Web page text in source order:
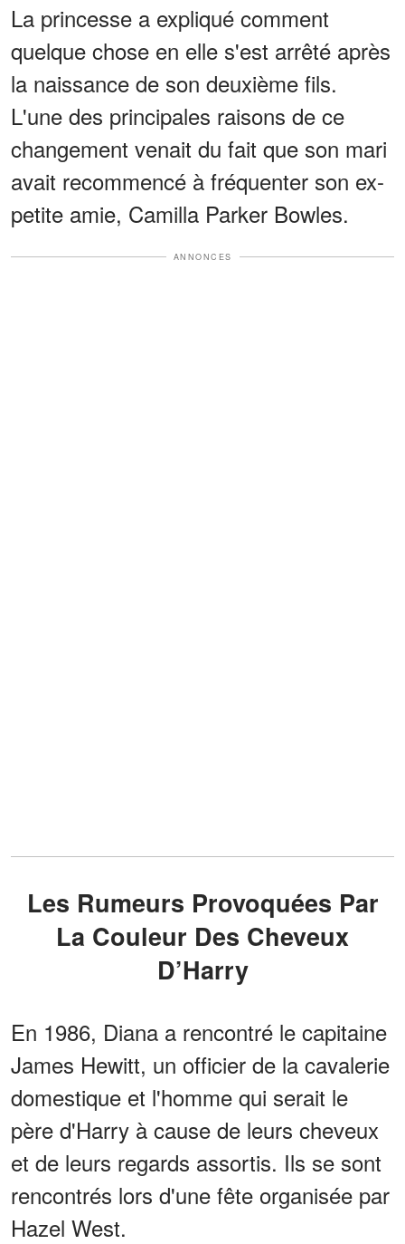
La princesse a expliqué comment
quelque chose en elle s'est arrêté après
la naissance de son deuxième fils.
L'une des principales raisons de ce
changement venait du fait que son mari
avait recommencé à fréquenter son ex-
petite amie, Camilla Parker Bowles.
ANNONCES
Les Rumeurs Provoquées Par
La Couleur Des Cheveux
D’Harry
En 1986, Diana a rencontré le capitaine
James Hewitt, un officier de la cavalerie
domestique et l'homme qui serait le
père d'Harry à cause de leurs cheveux
et de leurs regards assortis. Ils se sont
rencontrés lors d'une fête organisée par
Hazel West.